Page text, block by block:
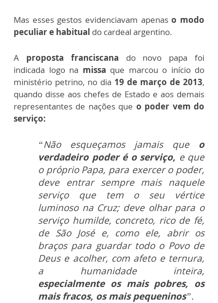
Mas esses gestos evidenciavam apenaso modo
peculiar e habitual do cardeal argentino.
A proposta franciscana do novo papa foi
indicada logo na missa que marcou o início do
ministério petrino, no dia 19 de março de 2013,
quando disse aos chefes de Estado e aos demais
representantes de nações que o poder vem do
serviço:
“Não esqueçamos jamais que o
verdadeiro poder é o serviço, e que
o próprio Papa, para exercer o poder,
deve entrar sempre mais naquele
serviço que tem o seu vértice
luminoso na Cruz; deve olhar para o
serviço humilde, concreto, rico de fé,
de São José e, como ele, abrir os
braços para guardar todo o Povo de
Deus e acolher, com afeto e ternura,
a humanidade inteira,
especialmente os mais pobres, os
mais fracos, os mais pequeninos”.